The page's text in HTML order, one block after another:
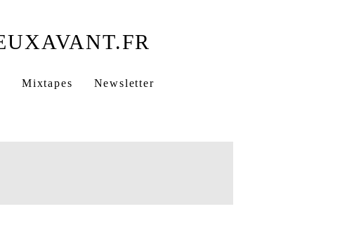
Mixtapes Newsletter